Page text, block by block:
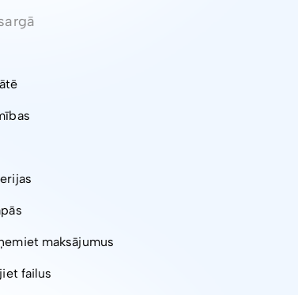
maksājumus
failus